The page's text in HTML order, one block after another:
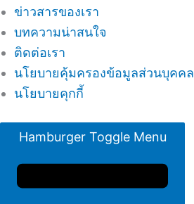
ข่าวสารของเรา
บทความน่าสนใจ
ติดต่อเรา
นโยบายคุ้มครองข้อมูลส่วนบุคคล
นโยบายคุกกี้
Hamburger Toggle Menu